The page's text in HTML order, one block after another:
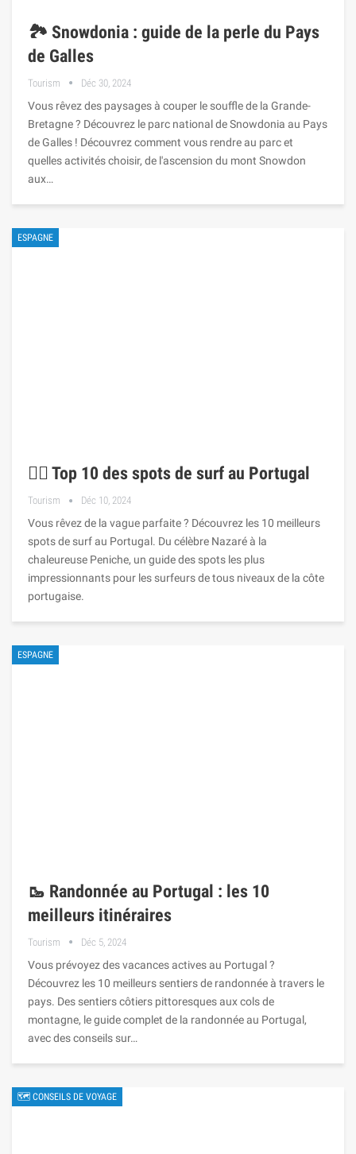
🏞️ Snowdonia : guide de la perle du Pays
de Galles
Tourism Déc 30, 2024
Vous rêvez des paysages à couper le souffle de la Grande-
Bretagne ? Découvrez le parc national de Snowdonia au Pays
de Galles ! Découvrez comment vous rendre au parc et
quelles activités choisir, de l'ascension du mont Snowdon
aux…
ESPAGNE
🏄‍♂️ Top 10 des spots de surf au Portugal
Tourism Déc 10, 2024
Vous rêvez de la vague parfaite ? Découvrez les 10 meilleurs
spots de surf au Portugal. Du célèbre Nazaré à la
chaleureuse Peniche, un guide des spots les plus
impressionnants pour les surfeurs de tous niveaux de la côte
portugaise.
ESPAGNE
🥾 Randonnée au Portugal : les 10
meilleurs itinéraires
Tourism Déc 5, 2024
Vous prévoyez des vacances actives au Portugal ?
Découvrez les 10 meilleurs sentiers de randonnée à travers le
pays. Des sentiers côtiers pittoresques aux cols de
montagne, le guide complet de la randonnée au Portugal,
avec des conseils sur…
🗺 CONSEILS DE VOYAGE